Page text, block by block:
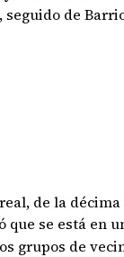
seguido de
de la
que se está en
grupos de